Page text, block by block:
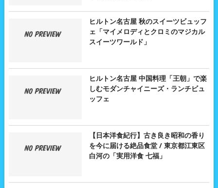
ヒルトン名古屋 秋のスイーツビュッフ
ェ「マイメロディとクロミのマジカル
スイーツワールド」
ヒルトン名古屋 中国料理「王朝」で楽
しむモダンチャイニーズ・ランチビュ
ッフェ
【日本洋食紀行】古き良き昭和の香り
を今に届ける絶品食堂 / 東京都江東区
白河の「実用洋食 七福」